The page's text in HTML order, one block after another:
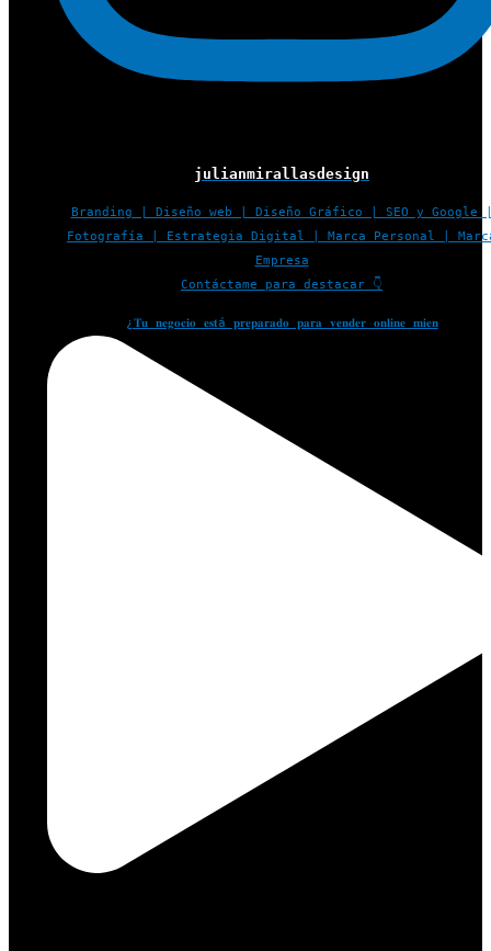
julianmirallasdesign
Branding | Diseño web | Diseño Gráfico | SEO y Google
Fotografía | Estrategia Digital | Marca Personal |
Empresa
Contáctame para destacar 👇
¿𝐓𝐮 𝐧𝐞𝐠𝐨𝐜𝐢𝐨 𝐞𝐬𝐭á 𝐩𝐫𝐞𝐩𝐚𝐫𝐚𝐝𝐨 𝐩𝐚𝐫𝐚 𝐯𝐞𝐧𝐝𝐞𝐫 𝐨𝐧𝐥𝐢𝐧𝐞 𝐦𝐢𝐞𝐧